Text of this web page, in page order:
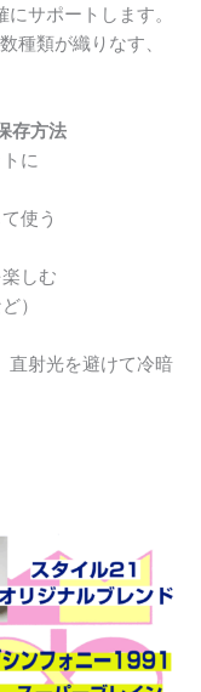
サポートします。
種類が織りなす、
存方法
に
使う
しむ
）
直射光を避けて冷暗